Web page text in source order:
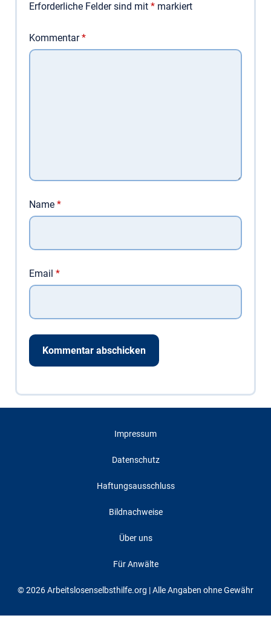
Erforderliche Felder sind mit * markiert
Kommentar*
Name *
Email *
Impressum
Datenschutz
Haftungsausschluss
Bildnachweise
Über uns
Für Anwälte
© 2026 Arbeitslosenselbsthilfe.org | Alle Angaben ohne Gewähr